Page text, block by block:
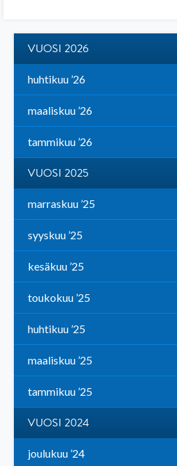
VUOSI 2026
huhtikuu ’26
maaliskuu ’26
tammikuu ’26
VUOSI 2025
marraskuu ’25
syyskuu ’25
kesäkuu ’25
toukokuu ’25
huhtikuu ’25
maaliskuu ’25
tammikuu ’25
VUOSI 2024
joulukuu ’24